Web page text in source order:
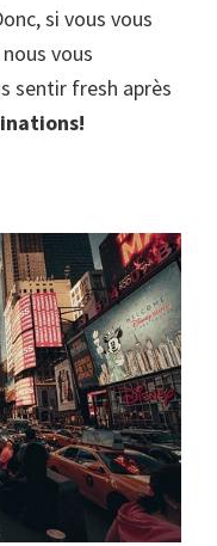
si vous vous
vous
sentir fresh après